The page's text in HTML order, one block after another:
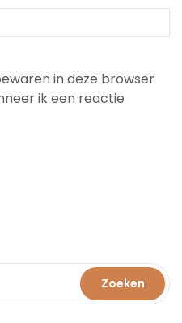
in deze browser
ik een reactie
Zoeken